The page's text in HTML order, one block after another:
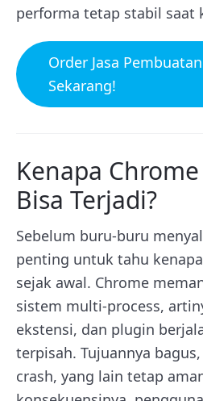
performa tetap stabil saat
Order Jasa
Sekarang!
Kenapa
Bisa Terjadi?
Sebelum buru-buru
penting untuk tahu
sejak awal. Chrome
sistem multi-process,
ekstensi, dan plugin
terpisah. Tujuannya
crash, yang lain tetap